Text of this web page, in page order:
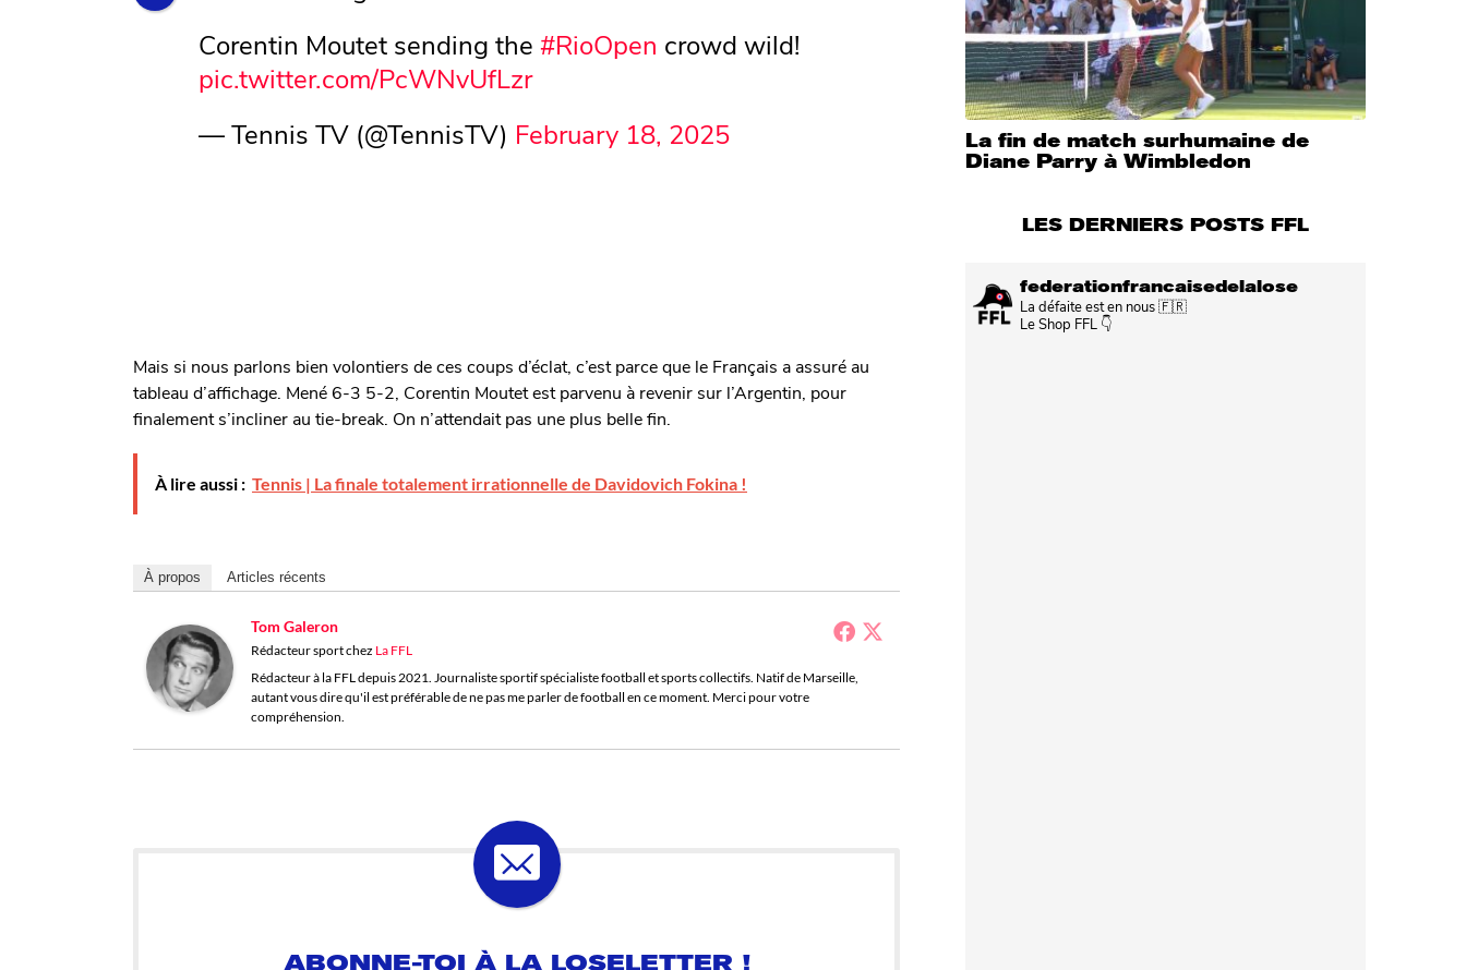
Corentin Moutet sending the #RioOpen crowd wild!
pic.twitter.com/PcWNvUfLzr
— Tennis TV (@TennisTV) February 18, 2025
Mais si nous parlons bien volontiers de ces coups d’éclat, c’est parce que le Français a assuré au
tableau d’affichage. Mené 6-3 5-2, Corentin Moutet est parvenu à revenir sur l’Argentin, pour
finalement s’incliner au tie-break. On n’attendait pas une plus belle fin.
À lire aussi : Tennis | La finale totalement irrationnelle de Davidovich Fokina !
À propos Articles récents
Tom Galeron
Rédacteur sportchez La FFL
Rédacteur à la FFL depuis 2021. Journaliste sportif spécialiste football et sports collectifs. Natif de Marseille,
autant vous dire qu'il est préférable de ne pas me parler de football en ce moment. Merci pour votre
compréhension.
La fin de match surhumaine de
Diane Parry à Wimbledon
LES DERNIERS POSTS FFL
federationfrancaisedelalose
La défaite est en nous 🇫🇷
Le Shop FFL 👇